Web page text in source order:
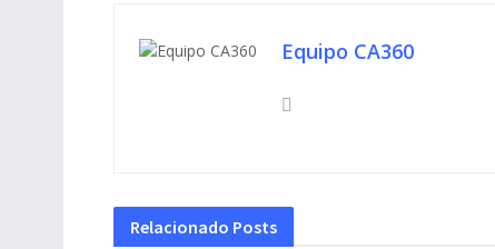
Equipo CA360
Relacionado Posts